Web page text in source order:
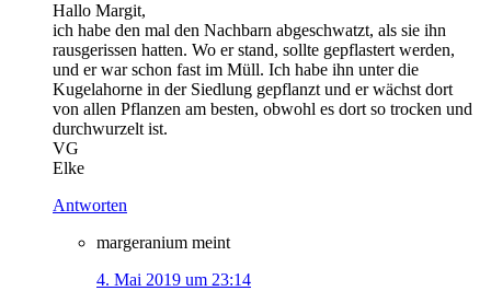
Hallo Margit,
ich habe den mal den Nachbarn abgeschwatzt, als sie ihn
rausgerissen hatten. Wo er stand, sollte gepflastert werden,
und er war schon fast im Müll. Ich habe ihn unter die
Kugelahorne in der Siedlung gepflanzt und er wächst dort
von allen Pflanzen am besten, obwohl es dort so trocken und
durchwurzelt ist.
VG
Elke
Antworten
margeranium meint
4. Mai 2019 um 23:14